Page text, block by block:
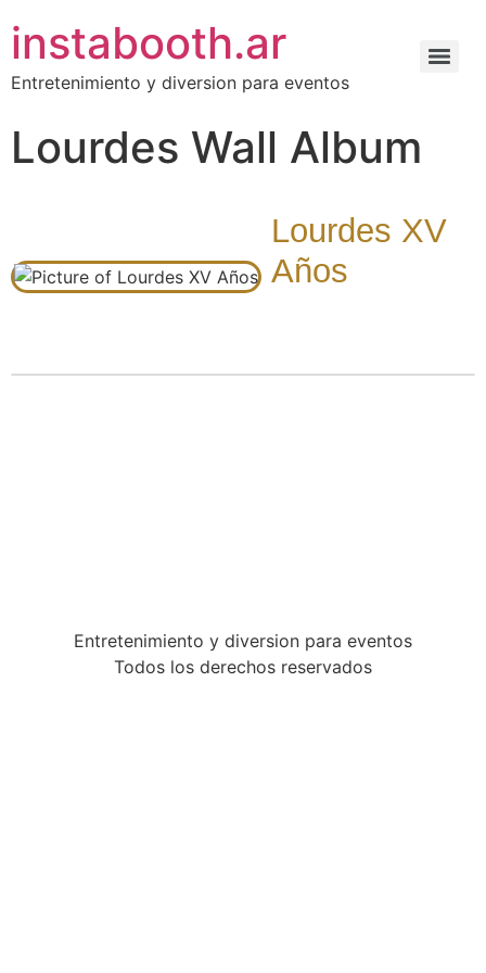
instabooth.ar
Entretenimiento y diversion para eventos
Lourdes Wall Album
Lourdes XV
Años
Entretenimiento y diversion para eventos
Todos los derechos reservados